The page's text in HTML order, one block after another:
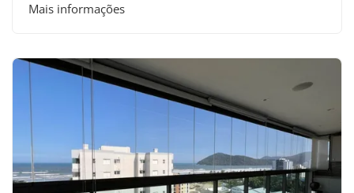
Mais informações